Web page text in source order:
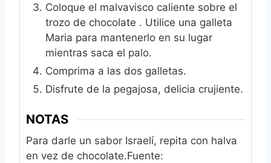
Coloque el malvavisco caliente sobre el
trozo de chocolate . Utilice una galleta
Maria para mantenerlo en su lugar
mientras saca el palo.
Comprima a las dos galletas.
Disfrute de la pegajosa, delicia crujiente.
NOTAS
Para darle un sabor Israelí, repita con halva
en vez de chocolate.Fuente: